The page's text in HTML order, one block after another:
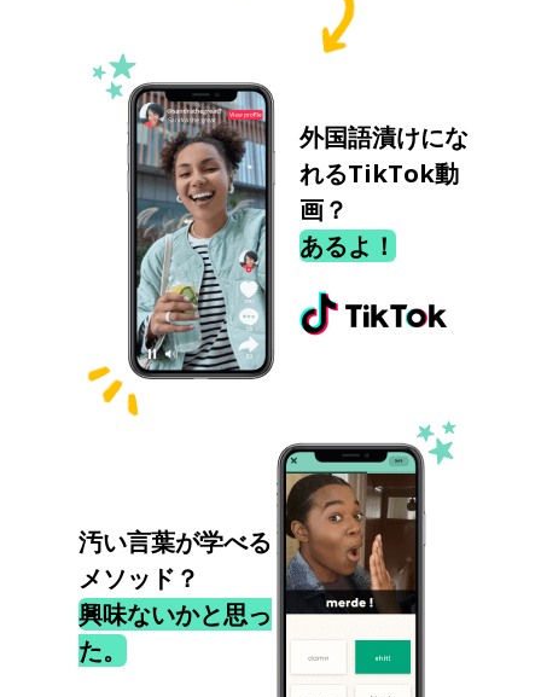
外国語漬けにな
れるTikTok動
画？
あるよ！
汚い言葉が学べる
メソッド？
興味ないかと思っ
た。